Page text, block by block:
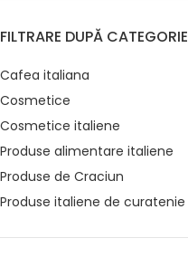
FILTRARE DUPĂ CATEGORIE
Cafea italiana
Cosmetice
Cosmetice italiene
Produse alimentare italiene
Produse de Craciun
Produse italiene de curatenie